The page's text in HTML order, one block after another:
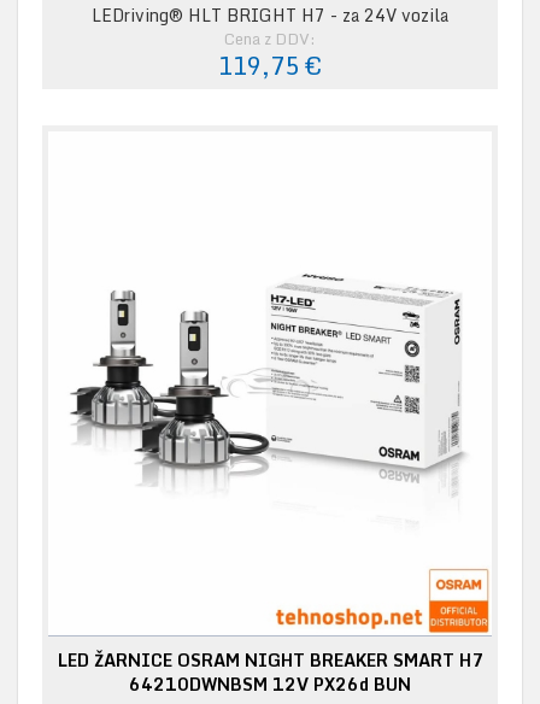
LEDriving® HLT BRIGHT H7 - za 24V vozila
Cena z DDV:
119,75 €
LED ŽARNICE OSRAM NIGHT BREAKER SMART H7
64210DWNBSM 12V PX26d BUN